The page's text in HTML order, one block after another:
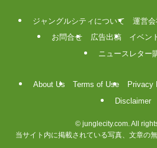
ジャングルシティについて 運営会
お問合せ
広告出稿
イベン
ニュースレター
About Us Terms of Use Privacy
Disclaimer
©junglecity.com. All
当サイト内に掲載されている写真、文章の